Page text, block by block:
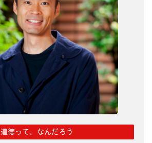
道徳って、なんだろう